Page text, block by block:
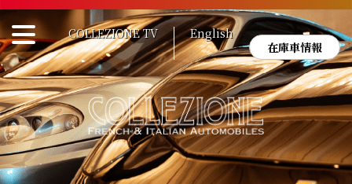
Skip
to
content
COLLEZIONE TV
English
在庫車情報